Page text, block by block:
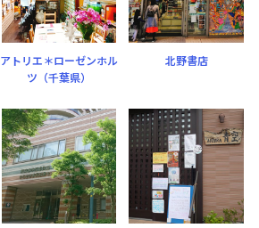
アトリエ＊ローゼンホル
ツ（千葉県）
北野書店